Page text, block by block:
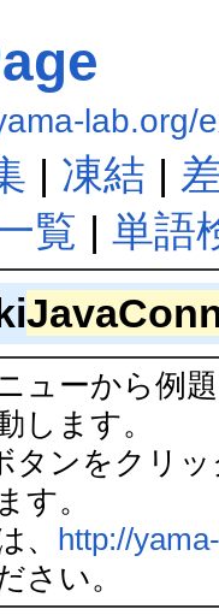
lab.org/
| 凍結 |
覧 | 単語
ューから例
します。
タンをクリ
す。
、 http://
さい。